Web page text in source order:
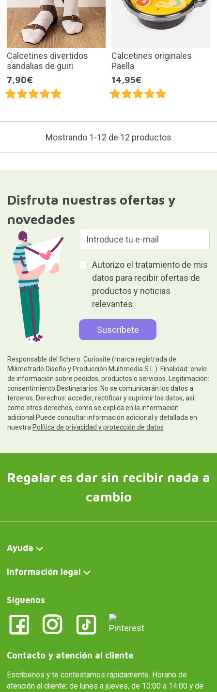
Calcetines divertidos
sandalias de guiri
7,90€
Calcetines originales
Paella
14,95€
Mostrando 1-12 de 12 productos
Disfruta nuestras ofertas y
novedades
Autorizo el tratamiento de mis
datos para recibir ofertas de
productos y noticias
relevantes
Responsable del fichero: Curiosite (marca registrada de
Milimetrado Diseño y Producción Multimedia S.L.). Finalidad: envío
de información sobre pedidos, productos o servicios. Legitimación:
consentimiento.Destinatarios: No se comunicarán los datos a
terceros. Derechos: acceder, rectificar y suprimir los datos, así
como otros derechos, como se explica en la información
adicional.Puede consultar información adicional y detallada en
nuestra Política de privacidad y protección de datos
Regalar es dar sin recibir nada a
cambio
Ayuda
Información legal
Síguenos
Contacto y atención al cliente
Escríbenos y te contestamos rápidamente. Horario de
atención al cliente: de lunes a jueves, de 10:00 a 14:00 y de